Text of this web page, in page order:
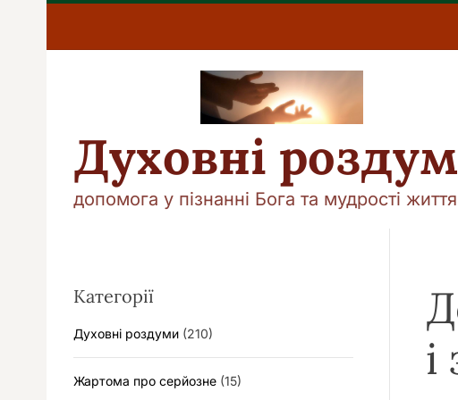
П
р
Духовні
допомога у пізнанні Бога та мудрості
Категорії
Духовні роздуми (210)
Жартома про серйозне (15)